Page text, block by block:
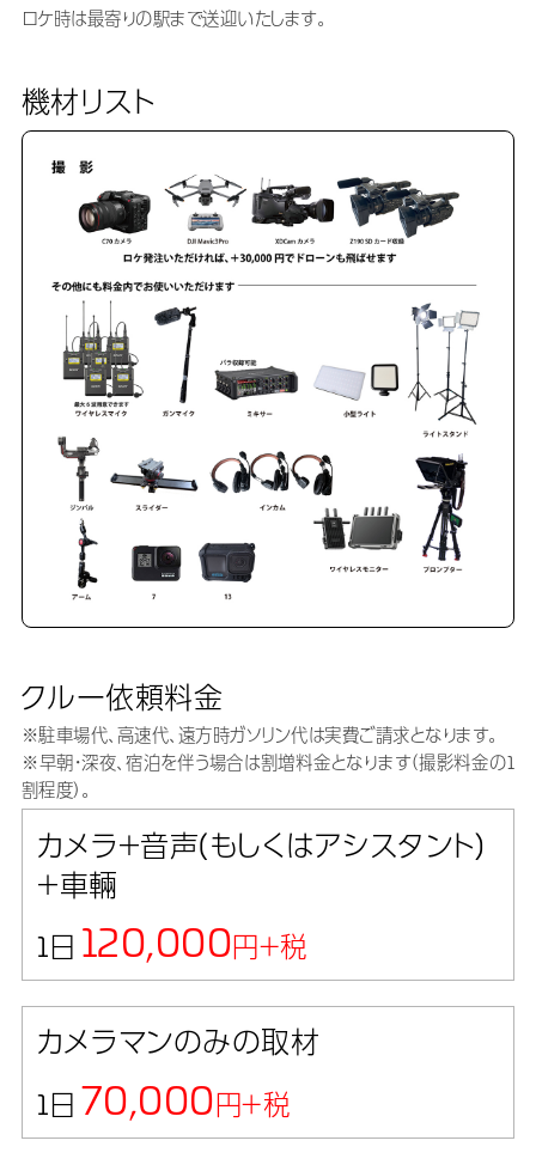
ロケ時は最寄りの駅まで送迎いたします。
機材リスト
クルー依頼料金
※駐車場代、高速代、遠方時ガソリン代は実費ご請求となります。
※早朝・深夜、宿泊を伴う場合は割増料金となります（撮影料金の1
割程度）。
カメラ＋音声(もしくはアシスタント)
＋車輛
1日 120,000円＋税
カメラマンのみの取材
1日 70,000円＋税